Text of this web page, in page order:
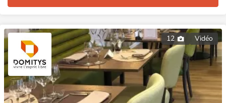
12 Vidéo